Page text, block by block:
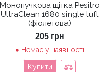
Монопучкова щітка Pesitro
UltraClean 1680 single tuft
(фіолетова)
205 грн
Немає у наявності
Купити